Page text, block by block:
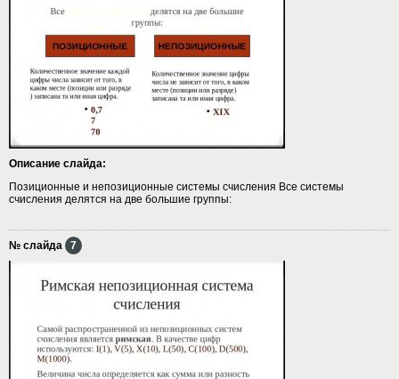
Описание слайда:
Позиционные и непозиционные системы счисления Все системы
счисления делятся на две большие группы:
№ слайда 7